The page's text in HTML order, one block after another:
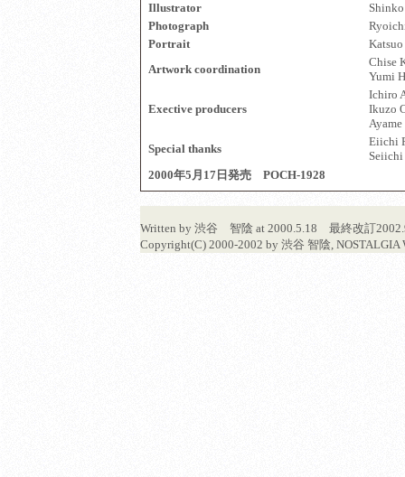
Illustrator
Photograph
Portrait
Artwork coordination
Chise
Yumi
Exective producers
Ichiro
Ikuzo
Special thanks
Eiichi
2000年5月17日発売 POCH-1928
Written by 渋谷 智陰 at 2000.5.18 最終改訂
Copyright(C) 2000-2002 by 渋谷 智陰, NOSTALGIA